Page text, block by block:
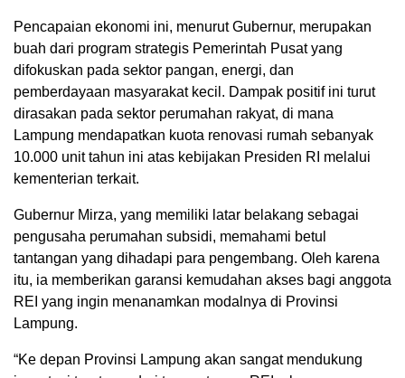
​Pencapaian ekonomi ini, menurut Gubernur, merupakan
buah dari program strategis Pemerintah Pusat yang
difokuskan pada sektor pangan, energi, dan
pemberdayaan masyarakat kecil. Dampak positif ini turut
dirasakan pada sektor perumahan rakyat, di mana
Lampung mendapatkan kuota renovasi rumah sebanyak
10.000 unit tahun ini atas kebijakan Presiden RI melalui
kementerian terkait.
​Gubernur Mirza, yang memiliki latar belakang sebagai
pengusaha perumahan subsidi, memahami betul
tantangan yang dihadapi para pengembang. Oleh karena
itu, ia memberikan garansi kemudahan akses bagi anggota
REI yang ingin menanamkan modalnya di Provinsi
Lampung.
​“Ke depan Provinsi Lampung akan sangat mendukung